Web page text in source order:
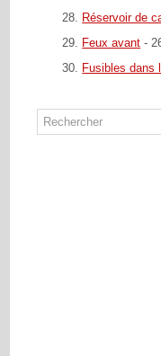
Réservoir de
Feux avant -
Fusibles dans